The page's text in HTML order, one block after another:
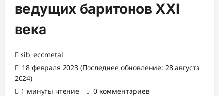
ведущих баритонов XXI
века
sib_ecometal
18 февраля 2023 (Последнее обновление: 28 августа
2024)
1 минуты чтение
0 комментариев